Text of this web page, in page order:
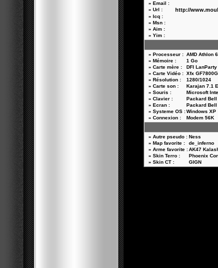
» Email :
» Url :
http://
» Icq :
» Msn :
» Aim :
» Yim :
» Processeur : AMD Athlon
» Mémoire :
1 Go
» Carte mère :
DFI LanParty
» Carte Vidéo : Xfx
» Résolution :
1280/1024
» Carte son :
Karajan 7.1
» Souris :
Microsoft
» Clavier :
Packard
» Ecran :
Packard Bell
» Systeme OS : Windows XP
» Connexion :
Modem 56K
» Autre pseudo : Ness
» Map favorite :
de_inferno
» Arme favorite : AK47
» Skin Terro :
Phoenix
» Skin CT :
GIGN